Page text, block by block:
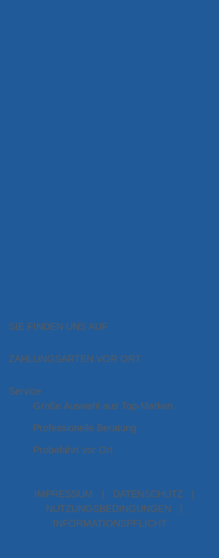
SIE FINDEN UNS AUF
ZAHLUNGSARTEN VOR ORT
Service
Große Auswahl aus Top-Marken
Professionelle Beratung
Probefahrt vor Ort
IMPRESSUM DATENSCHUTZ
NUTZUNGSBEDINGUNGEN
INFORMATIONSPFLICHT